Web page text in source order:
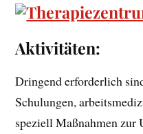
Aktivitäten:
Dringend erforderlich
Schulungen,
speziell Maßnahmen zur